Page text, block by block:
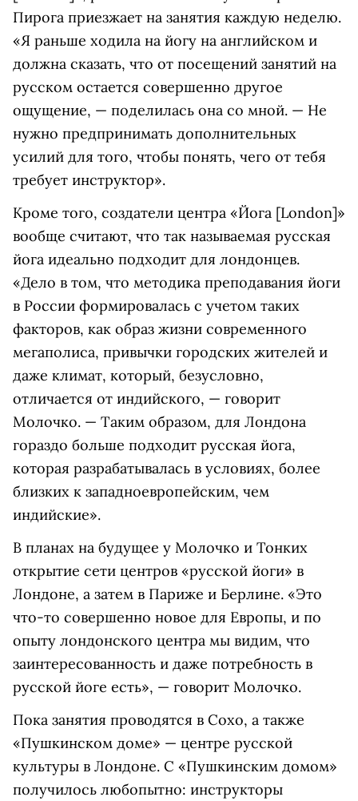
Пирога приезжает на занятия каждую неделю.
«Я раньше ходила на йогу на английском и
должна сказать, что от посещений занятий на
русском остается совершенно другое
ощущение, — поделилась она со мной. — Не
нужно предпринимать дополнительных
усилий для того, чтобы понять, чего от тебя
требует инструктор».
Кроме того, создатели центра «Йога [London]»
вообще считают, что так называемая русская
йога идеально подходит для лондонцев.
«Дело в том, что методика преподавания йоги
в России формировалась с учетом таких
факторов, как образ жизни современного
мегаполиса, привычки городских жителей и
даже климат, который, безусловно,
отличается от индийского, — говорит
Молочко. — Таким образом, для Лондона
гораздо больше подходит русская йога,
которая разрабатывалась в условиях, более
близких к западноевропейским, чем
индийские».
В планах на будущее у Молочко и Тонких
открытие сети центров «русской йоги» в
Лондоне, а затем в Париже и Берлине. «Это
что-то совершенно новое для Европы, и по
опыту лондонского центра мы видим, что
заинтересованность и даже потребность в
русской йоге есть», — говорит Молочко.
Пока занятия проводятся в Сохо, а также
«Пушкинском доме» — центре русской
культуры в Лондоне. С «Пушкинским домом»
получилось любопытно: инструкторы